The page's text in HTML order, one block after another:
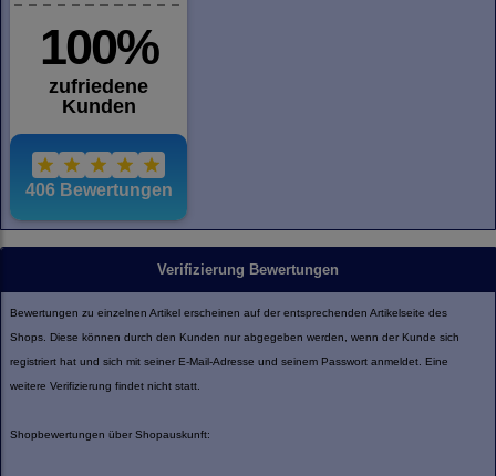
Verifizierung Bewertungen
Bewertungen zu einzelnen Artikel erscheinen auf der entsprechenden Artikelseite des
Shops. Diese können durch den Kunden nur abgegeben werden, wenn der Kunde sich
registriert hat und sich mit seiner E-Mail-Adresse und seinem Passwort anmeldet. Eine
weitere Verifizierung findet nicht statt.
Shopbewertungen über Shopauskunft: